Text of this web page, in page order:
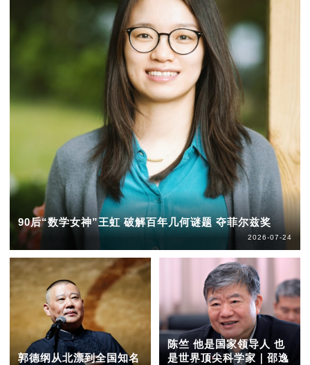
90后“数学女神”王虹 破解百年几何谜题 夺菲尔兹奖
2026-07-24
郭德纲从北漂到全国知名
陈竺 他是国家领导人 也
是世界顶尖科学家｜邵逸